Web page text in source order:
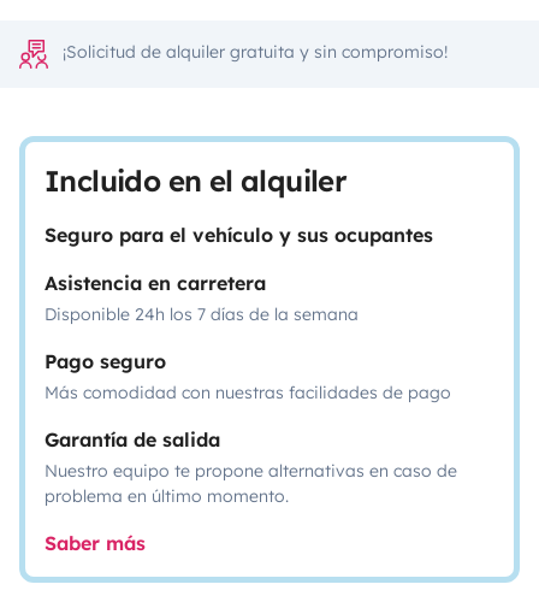
¡Solicitud de alquiler gratuita y sin compromiso!
Incluido en el alquiler
Seguro para el vehículo y sus ocupantes
Asistencia en carretera
Disponible 24h los 7 días de la semana
Pago seguro
Más comodidad con nuestras facilidades de pago
Garantía de salida
Nuestro equipo te propone alternativas en caso de
problema en último momento.
Saber más